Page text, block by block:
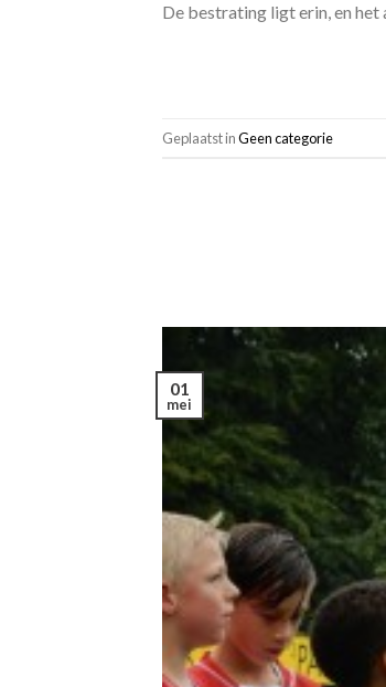
De bestrating ligt erin, en
Geplaatst inGeen categorie
01
mei